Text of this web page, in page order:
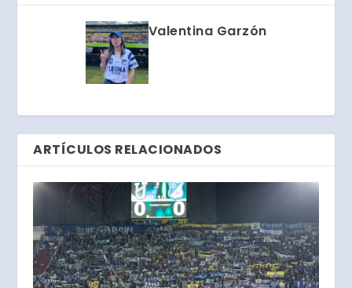
Valentina Garzón
ARTÍCULOS RELACIONADOS